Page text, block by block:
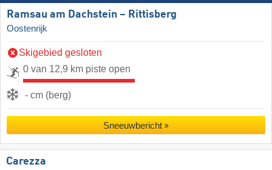
Ramsau am Dachstein – Rittisberg
Oostenrijk
Skigebied gesloten
0 van 12,9 km piste open
- cm (berg)
Sneeuwbericht
Carezza